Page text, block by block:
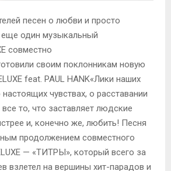
песен о любви и просто
один музыкальный
совместно
своим поклонникам новую
feat PAUL HANK«Лики наших
чувствах, о расставании
то, что заставляет людские
и, конечно же, любить! Песня
продолжением совместного
— «ТИТРЫ», который всего за
взлетел на вершины хит-парадов и